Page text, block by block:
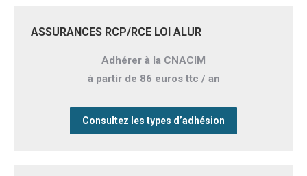
ASSURANCES RCP/RCE LOI ALUR
Adhérer à la CNACIM
à partir de 86 euros ttc / an
Consultez les types d’adhésion